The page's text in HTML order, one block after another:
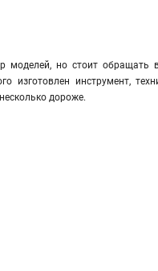
но стоит обращать
инструмент,
несколько дороже.